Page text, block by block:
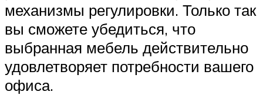
механизмы регулировки. Только так
вы сможете убедиться, что
выбранная мебель действительно
удовлетворяет потребности вашего
офиса.